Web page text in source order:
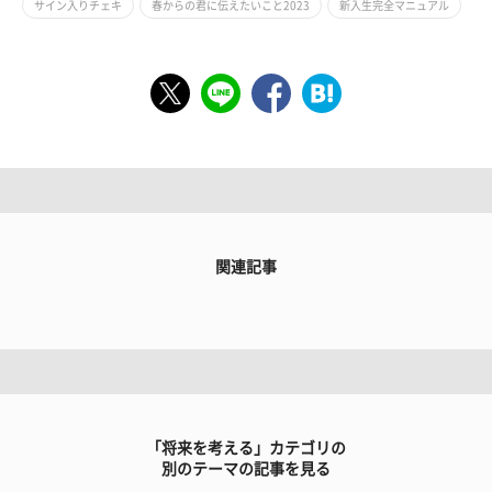
サイン入りチェキ 春からの君に伝えたいこと2023 新入生完全マニュアル
関連記事
「将来を考える」カテゴリの
別のテーマの記事を見る